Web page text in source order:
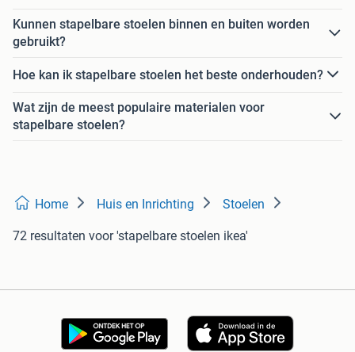
Kunnen stapelbare stoelen binnen en buiten worden
gebruikt?
Hoe kan ik stapelbare stoelen het beste onderhouden?
Wat zijn de meest populaire materialen voor
stapelbare stoelen?
Home Huis en Inrichting Stoelen
72 resultaten voor 'stapelbare stoelen ikea'